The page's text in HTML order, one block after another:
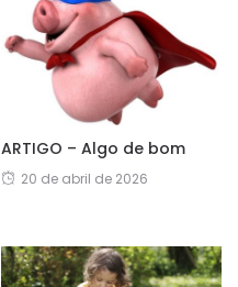
ARTIGO – Algo de bom
20 de abril de 2026